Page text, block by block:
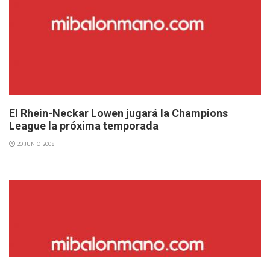
El Rhein-Neckar Lowen jugará la Champions
League la próxima temporada
20 JUNIO 2008